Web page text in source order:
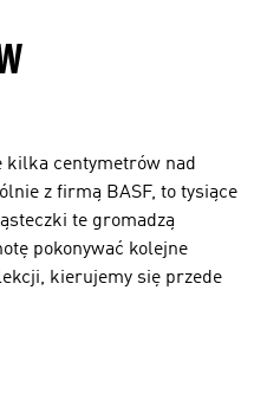
kilka centymetrów nad
z firmą BASF, to tysiące
te gromadzą
pokonywać kolejne
kierujemy się przede